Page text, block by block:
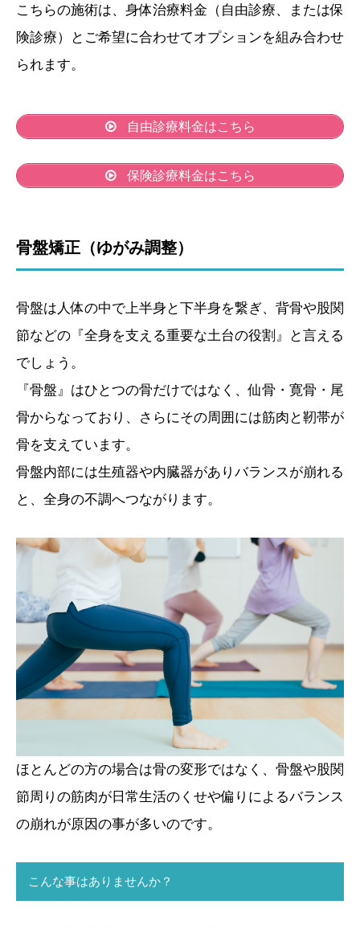
こちらの施術は、身体治療料金（自由診療、または保
険診療）とご希望に合わせてオプションを組み合わせ
られます。
自由診療料金はこちら
保険診療料金はこちら
骨盤矯正（ゆがみ調整）
骨盤は人体の中で上半身と下半身を繋ぎ、背骨や股関
節などの『全身を支える重要な土台の役割』と言える
でしょう。
『骨盤』はひとつの骨だけではなく、仙骨・寛骨・尾
骨からなっており、さらにその周囲には筋肉と靭帯が
骨を支えています。
骨盤内部には生殖器や内臓器がありバランスが崩れる
と、全身の不調へつながります。
ほとんどの方の場合は骨の変形ではなく、骨盤や股関
節周りの筋肉が日常生活のくせや偏りによるバランス
の崩れが原因の事が多いのです。
こんな事はありませんか？